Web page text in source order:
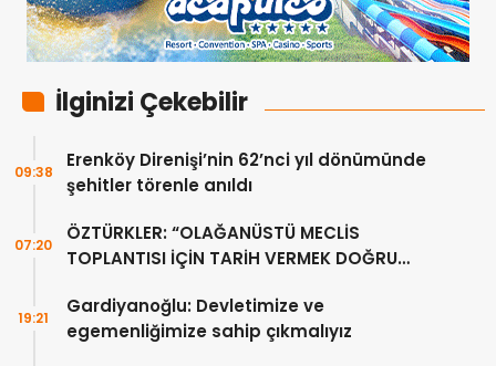
İlginizi Çekebilir
Erenköy Direnişi’nin 62’nci yıl dönümünde
şehitler törenle anıldı
09:38
ÖZTÜRKLER: “OLAĞANÜSTÜ MECLİS
TOPLANTISI İÇİN TARİH VERMEK DOĞRU
07:20
Gardiyanoğlu: Devletimize ve
egemenliğimize sahip çıkmalıyız
19:21